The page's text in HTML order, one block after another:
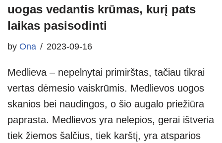
uogas vedantis krūmas, kurį pats
laikas pasisodinti
by Ona 2023-09-16
Medlieva – nepelnytai primirštas, tačiau tikrai
vertas dėmesio vaiskrūmis. Medlievos uogos
skanios bei naudingos, o šio augalo priežiūra
paprasta. Medlievos yra nelepios, gerai ištveria
tiek žiemos šalčius, tiek karštį, yra atsparios